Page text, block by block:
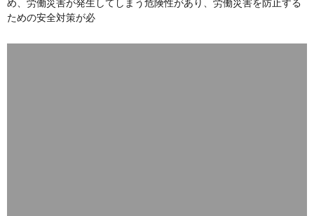
め、労働災害が発生してしまう危険性があり、労働災害を防止する
ための安全対策が必